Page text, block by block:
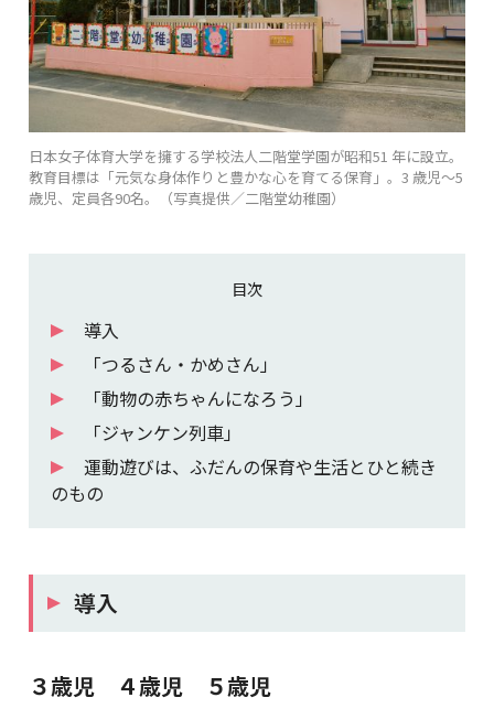
日本女子体育大学を擁する学校法人二階堂学園が昭和51 年に設立。
教育目標は「元気な身体作りと豊かな心を育てる保育」。3 歳児～5
歳児、定員各90名。（写真提供／二階堂幼稚園）
目次
導入
「つるさん・かめさん」
「動物の赤ちゃんになろう」
「ジャンケン列車」
運動遊びは、ふだんの保育や生活とひと続き
のもの
導入
３歳児 ４歳児 ５歳児